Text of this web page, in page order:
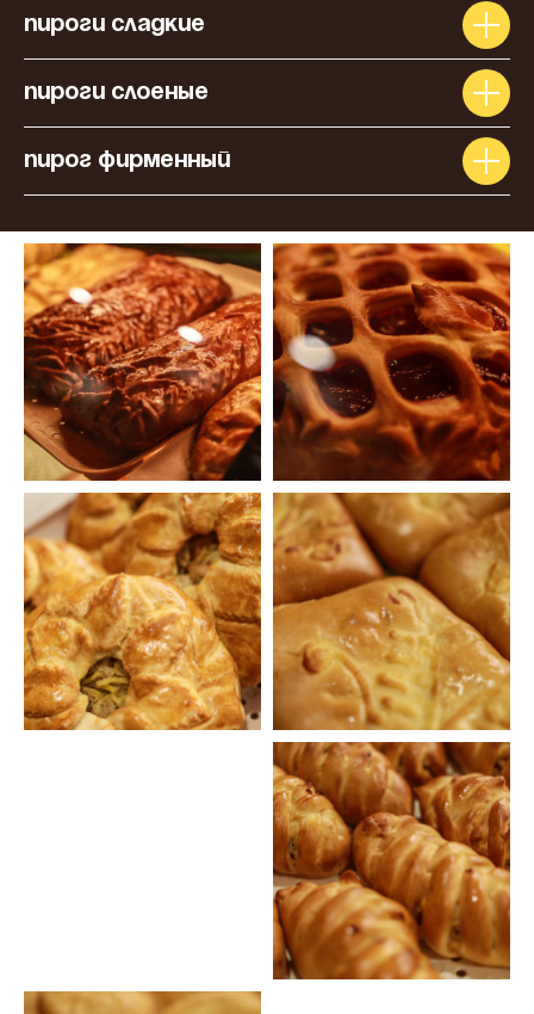
ПИРОГИ СЛАДКИЕ
ПИРОГИ СЛОЕНЫЕ
ПИРОГ ФИРМЕННЫЙ